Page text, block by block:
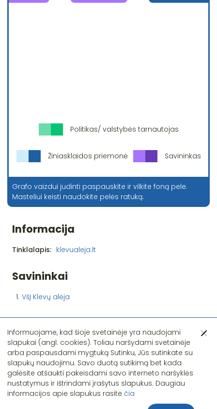
Politikas/ valstybės tarnautojas
Žiniasklaidos priemonė Savininkas
Grafo vaizdui judinti paspauskite ir vilkite foną pele.
Masteliui keisti naudokite pelės ratuką.
Informacija
Tinklalapis: klevualeja.lt
Savininkai
1. VšĮ Klevų alėja
Pastebėjote klaidą?
Informuojame, kad šioje svetainėje yra naudojami
slapukai (angl. cookies). Toliau naršydami svetainėje
arba paspausdami mygtuką Sutinku, Jūs sutinkate su
slapukų naudojimu. Savo duotą sutikimą bet kada
galėsite atšaukti pakeisdami savo interneto naršyklės
nustatymus ir ištrindami įrašytus slapukus. Daugiau
informacijos apie slapukus rasite čia